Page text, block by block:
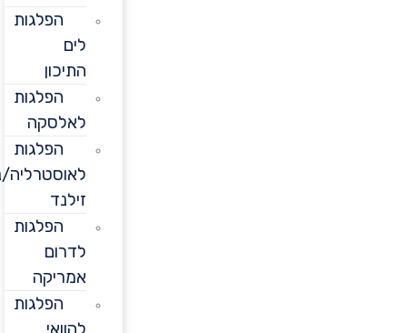
הפלגות
התיכון
הפלגות
לאלסקה
הפלגות
לאוסטרליה/ניו
הפלגות
לדרום
אמריקה
הפלגות